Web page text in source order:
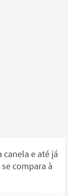
canela e até já
compara à